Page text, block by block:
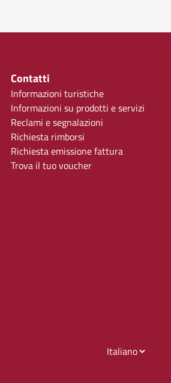
Contatti
Informazioni turistiche
Informazioni su prodotti e servizi
Reclami e segnalazioni
Richiesta rimborsi
Richiesta emissione fattura
Trova il tuo voucher